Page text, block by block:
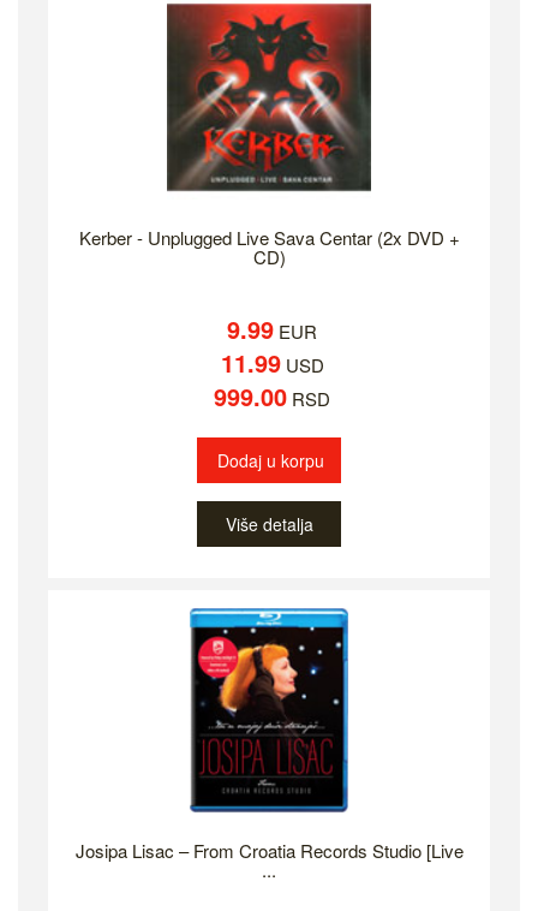
Kerber - Unplugged Live Sava Centar (2x DVD +
CD)
9.99 EUR
11.99USD
999.00 RSD
Dodaj u korpu
Više detalja
Josipa Lisac ‎– From Croatia Records Studio [Live
...